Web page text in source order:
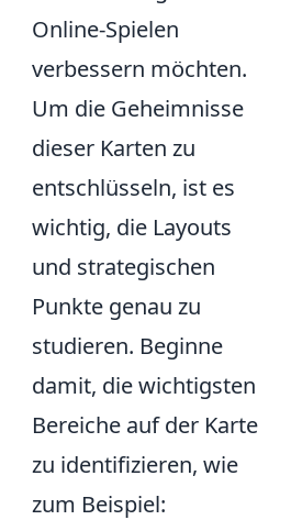
Online-Spielen
verbessern möchten.
Um die Geheimnisse
dieser Karten zu
entschlüsseln, ist es
wichtig, die Layouts
und strategischen
Punkte genau zu
studieren. Beginne
damit, die wichtigsten
Bereiche auf der Karte
zu identifizieren, wie
zum Beispiel: